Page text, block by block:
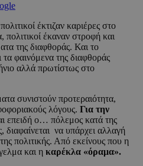
έκτιζαν καριέρες στο
έκαναν στροφή και
της διαφθοράς. Και το
φαινόμενα της διαφθοράς
αλλά πρωτίστως στο
συνιστούν προτεραιότητα,
λόγους. Για την
επειδή ο… πόλεμος κατά της
διαφαίνεται να υπάρχει αλλαγή
πολιτικής. Από εκείνους που η
και η καρέκλα «όραμα».